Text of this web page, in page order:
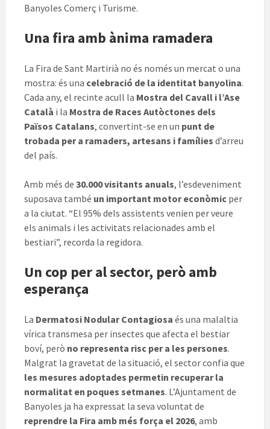
Banyoles Comerç i Turisme.
Una fira amb ànima ramadera
La Fira de Sant Martirià no és només un mercat o una
mostra: és una celebració de la identitat banyolina.
Cada any, el recinte acull la Mostra del Cavall i l’Ase
Català i la Mostra de Races Autòctones dels
Països Catalans, convertint-se en un punt de
trobada per a ramaders, artesans i famílies d’arreu
del país.
Amb més de 30.000 visitants anuals, l’esdeveniment
suposava també un important motor econòmic per
a la ciutat. “El 95% dels assistents venien per veure
els animals i les activitats relacionades amb el
bestiari”, recorda la regidora.
Un cop per al sector, però amb
esperança
La Dermatosi Nodular Contagiosa és una malaltia
vírica transmesa per insectes que afecta el bestiar
boví, però no representa risc per a les persones.
Malgrat la gravetat de la situació, el sector confia que
les mesures adoptades permetin recuperar la
normalitat en poques setmanes. L’Ajuntament de
Banyoles ja ha expressat la seva voluntat de
reprendre la Fira amb més força el 2026, amb